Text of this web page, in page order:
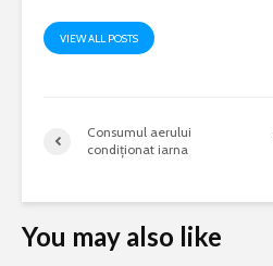
VIEW ALL POSTS
Consumul aerului
condiționat iarna
You may also like